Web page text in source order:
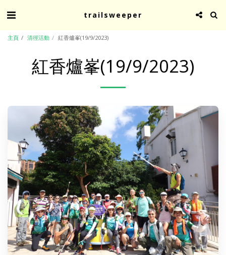
trailsweeper
主頁 清徑活動 紅香爐峯(19/9/2023)
紅香爐峯(19/9/2023)